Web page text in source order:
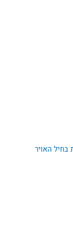
בחיל האויר